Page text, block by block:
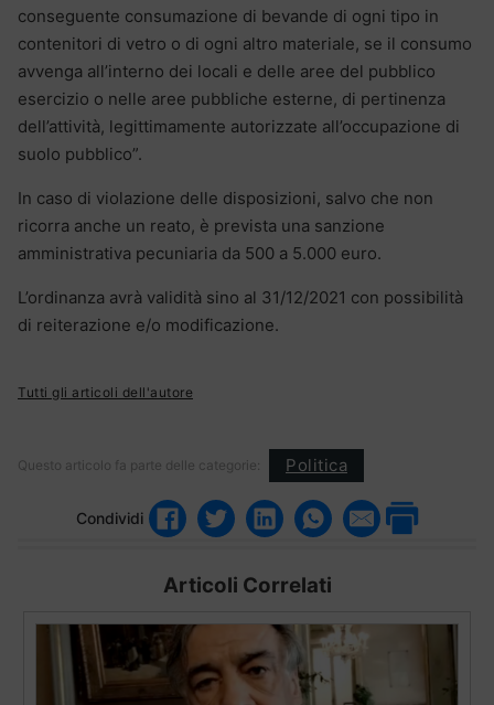
conseguente consumazione di bevande di ogni tipo in
contenitori di vetro o di ogni altro materiale, se il consumo
avvenga all’interno dei locali e delle aree del pubblico
esercizio o nelle aree pubbliche esterne, di pertinenza
dell’attività, legittimamente autorizzate all’occupazione di
suolo pubblico”.
In caso di violazione delle disposizioni, salvo che non
ricorra anche un reato, è prevista una sanzione
amministrativa pecuniaria da 500 a 5.000 euro.
L’ordinanza avrà validità sino al 31/12/2021 con possibilità
di reiterazione e/o modificazione.
Tutti gli articoli dell'autore
Questo articolo fa parte delle categorie: Politica
Condividi
Articoli Correlati